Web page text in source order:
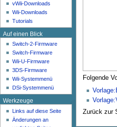
Folgende
Zurück zur
ü
vWii-Downloads
Wii-Downloads
Tutorials
Auf einen Blick
Switch-2-Firmware
Switch-Firmware
Wii-U-Firmware
3DS-Firmware
Wii-Systemmenü
DSi-Systemmenü
Werkzeuge
Links auf diese Seite
Änderungen an